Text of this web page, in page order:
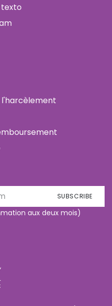
l'harcèlement
SUBSCRIBE
aux deux mois)